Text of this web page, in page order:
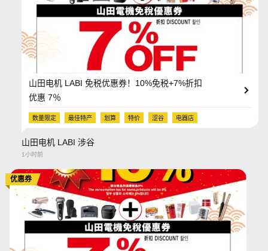
山田电机 LABI 免税优惠券！10%免税+7%折扣
优惠 7％
数量限定 最佳特产 划算 特价 涩谷 电器店
山田电机 LABI 涉谷
1小时前
优惠券